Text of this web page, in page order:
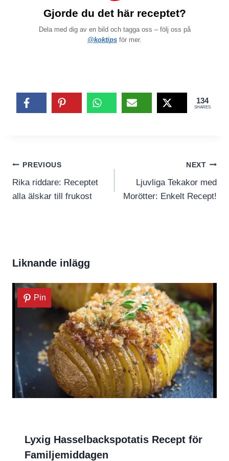
Gjorde du det här receptet?
Dela med dig av en bild och tagga oss – följ oss på
@koktips för mer.
134
SHARES
Inläggsnavigering
PREVIOUS
Rika riddare: Receptet
alla älskar till frukost
NEXT
Ljuvliga Tekakor med
Morötter: Enkelt Recept!
Liknande inlägg
Pin
Lyxig Hasselbackspotatis Recept för
Familjemiddagen